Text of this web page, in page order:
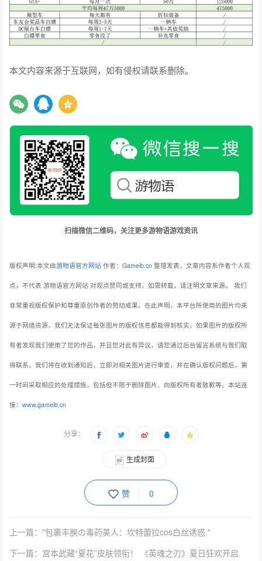
本文内容来源于互联网，如有侵权请联系删除。
扫描微信二维码，关注更多游物语游戏资讯
版权声明:本文由游物语官方网站 作者：Gameib.cn 整理发表，文章内容系作者个人观
点，不代表 游物语官方网站 对观点赞同或支持。如需转载，请注明文章来源。 我们
非常重视版权保护和尊重原创作者的劳动成果。在此声明，本平台所使用的图片均来
源于网络资源，我们无法保证每张图片的版权信息都能得到核实。如果图片的版权所
有者发现我们使用了您的作品，并且您对此有异议，请您通过后台留言系统与我们取
得联系。我们将在收到通知后，立即对相关图片进行审查，并在确认版权问题后，第
一时间采取相应的处理措施，包括但不限于删除图片、向版权所有者致歉等。本站连
接：www.gameib.cn
分享：
生成封面
赞 0
上一篇："包裹丰腴の毒药美人：坎特蕾拉cos白丝诱惑."
下一篇：宫本武藏“夏花”皮肤领衔！ 《英魂之刃》夏日狂欢开启